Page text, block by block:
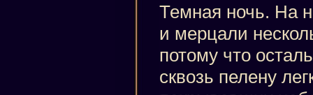
Темная ночь. На
и мерцали
потому что
сквозь пелену